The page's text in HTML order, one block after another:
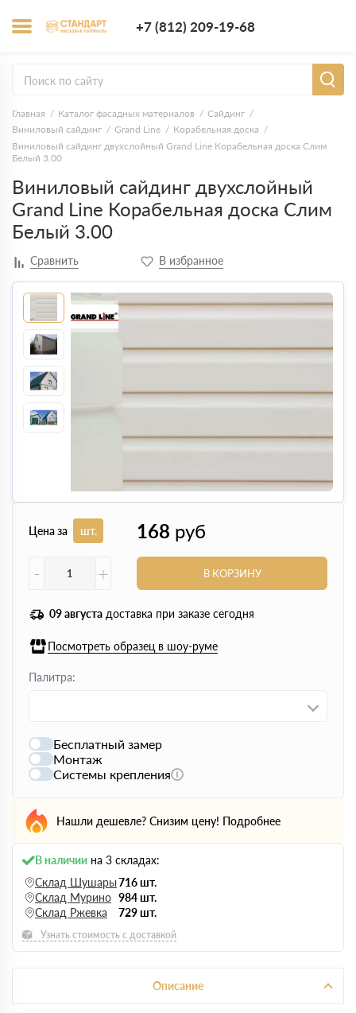
+7 (812) 209-19-68
Главная Каталог фасадных материалов
Сайдинг
Виниловый сайдинг
Grand Line
Корабельная доска
Виниловый сайдинг двухслойный Grand Line Корабельная доска Слим
Белый 3.00
Виниловый сайдинг двухслойный
Grand Line Корабельная доска Слим
Белый 3.00
Цена за шт. 168 руб
-
+ В КОРЗИНУ
09 августа доставка при заказе сегодня
Посмотреть образец в шоу-руме
Палитра:
Бесплатный замер
Монтаж
Системы крепления
Нашли дешевле? Снизим цену! Подробнее
В наличии на 3 складах:
Склад Шушары716 шт.
Склад Мурино 984 шт.
Склад Ржевка
729 шт.
Узнать стоимость с доставкой
Описание